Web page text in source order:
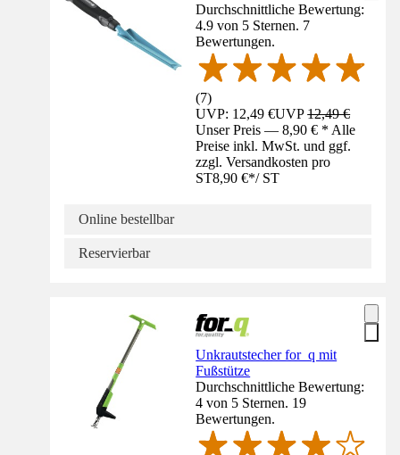
Durchschnittliche Bewertung:
4.9 von 5 Sternen. 7
Bewertungen.
(7)
UVP: 12,49 €UVP12,49 €
Unser Preis — 8,90 € * Alle
Preise inkl. MwSt. und ggf.
zzgl. Versandkosten pro
ST8,90 €*/ ST
Online bestellbar
Reservierbar
Unkrautstecher for_q mit
Fußstütze
Durchschnittliche Bewertung:
4 von 5 Sternen. 19
Bewertungen.